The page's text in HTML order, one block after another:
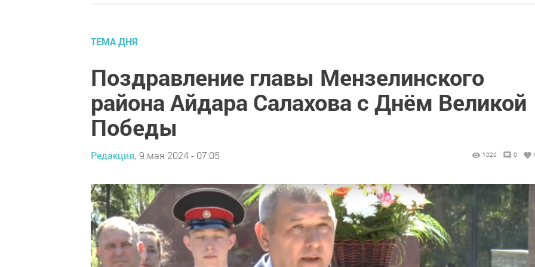
ТЕМА ДНЯ
Поздравление главы Мензелинского
района Айдара Салахова с Днём Великой
Победы
Редакция, 9 мая 2024 - 07:05 1020 0